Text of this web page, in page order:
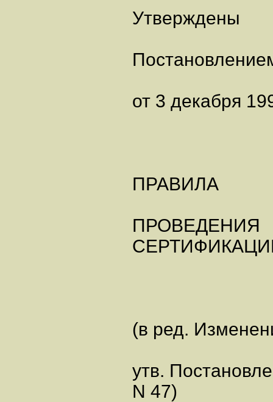
Утверждены
от 3 декабря
ПРАВИЛА
ПРОВЕДЕНИЯ
(в ред.
утв.
N 47)